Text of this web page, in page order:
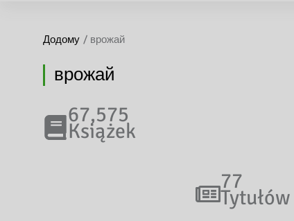
Додому врожай
врожай
67,575
Książek
77